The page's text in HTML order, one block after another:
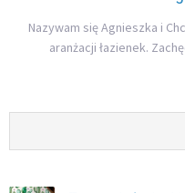
Nazywam się Agnieszka i
aranżacji łazienek.